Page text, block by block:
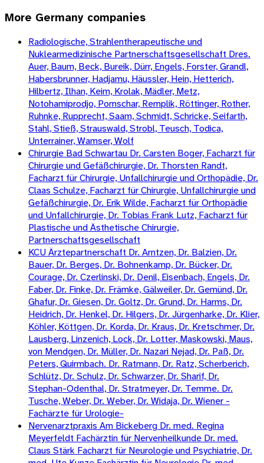
More Germany companies
Radiologische, Strahlentherapeutische und
Nuklearmedizinische Partnerschaftsgesellschaft Dres.
Auer, Baum, Beck, Bureik, Dürr, Engels, Forster, Grandl,
Habersbrunner, Hadjamu, Häussler, Hein, Hetterich,
Hilbertz, Ilhan, Keim, Krolak, Mädler, Metz,
Notohamiprodjo, Pomschar, Remplik, Röttinger, Rother,
Ruhnke, Rupprecht, Saam, Schmidt, Schricke, Seifarth,
Stahl, Stieß, Strauswald, Strobl, Teusch, Todica,
Unterrainer, Wamser, Wolf
Chirurgie Bad Schwartau Dr. Carsten Boger, Facharzt für
Chirurgie und Gefäßchirurgie, Dr. Thorsten Randt,
Facharzt für Chirurgie, Unfallchirurgie und Orthopädie, Dr.
Claas Schulze, Facharzt für Chirurgie, Unfallchirurgie und
Gefäßchirurgie, Dr. Erik Wilde, Facharzt für Orthopädie
und Unfallchirurgie, Dr. Tobias Frank Lutz, Facharzt für
Plastische und Ästhetische Chirurgie,
Partnerschaftsgesellschaft
KCU Ärztepartnerschaft Dr. Arntzen, Dr. Balzien, Dr.
Bauer, Dr. Berges, Dr. Bohnenkamp, Dr. Bücker, Dr.
Courage, Dr. Czerlinski, Dr. Denil, Eisenbach, Engels, Dr.
Faber, Dr. Finke, Dr. Främke, Gälweiler, Dr. Gemünd, Dr.
Ghafur, Dr. Giesen, Dr. Goltz, Dr. Grund, Dr. Harms, Dr.
Heidrich, Dr. Henkel, Dr. Hilgers, Dr. Jürgenharke, Dr. Klier,
Köhler, Köttgen, Dr. Korda, Dr. Kraus, Dr. Kretschmer, Dr.
Lausberg, Linzenich, Lock, Dr. Lotter, Maskowski, Maus,
von Mendgen, Dr. Müller, Dr. Nazari Nejad, Dr. Paß, Dr.
Peters, Quirmbach. Dr. Ratmann, Dr. Ratz, Scherberich,
Schlütz, Dr. Schulz, Dr. Schwarzer, Dr. Sharif, Dr.
Stephan-Odenthal, Dr. Stratmeyer, Dr. Temme. Dr.
Tusche, Weber, Dr. Weber, Dr. Widaja, Dr. Wiener -
Fachärzte für Urologie-
Nervenarztpraxis Am Bickeberg Dr. med. Regina
Meyerfeldt Fachärztin für Nervenheilkunde Dr. med.
Claus Stärk Facharzt für Neurologie und Psychiatrie, Dr.